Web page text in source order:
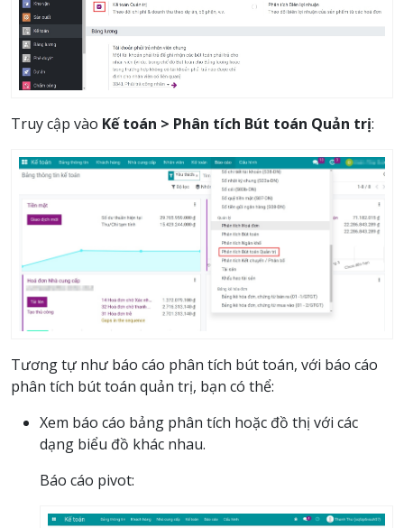
Truy cập vào Kế toán > Phân tích Bút toán Quản trị:
Tương tự như báo cáo phân tích bút toán, với báo cáo
phân tích bút toán quản trị, bạn có thể:
Xem báo cáo bảng phân tích hoặc đồ thị với các
dạng biểu đồ khác nhau.
Báo cáo pivot: